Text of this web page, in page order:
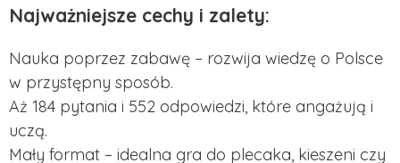
Najważniejsze cechy i zalety:
Nauka poprzez zabawę – rozwija wiedzę o Polsce
w przystępny sposób.
Aż 184 pytania i 552 odpowiedzi, które angażują i
uczą.
Mały format – idealna gra do plecaka, kieszeni czy